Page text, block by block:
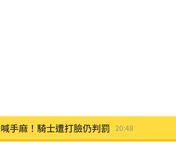
手麻！騎士遭打臉仍判罰 20:48